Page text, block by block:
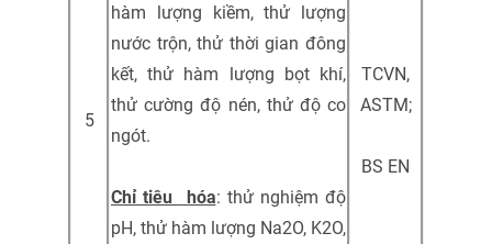
5
hàm lượng kiềm, thử lượng
nước trộn, thử thời gian đông
kết, thử hàm lượng bọt khí,
thử cường độ nén, thử độ co
ngót.
Chỉ tiêu hóa: thử nghiệm độ
pH, thử hàm lượng Na2O, K2O,
TCVN,
ASTM;
BS EN